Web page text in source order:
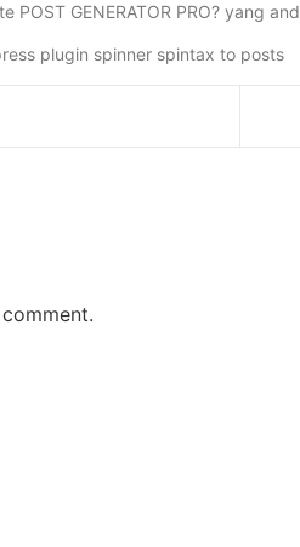
POST GENERATOR PRO? yang